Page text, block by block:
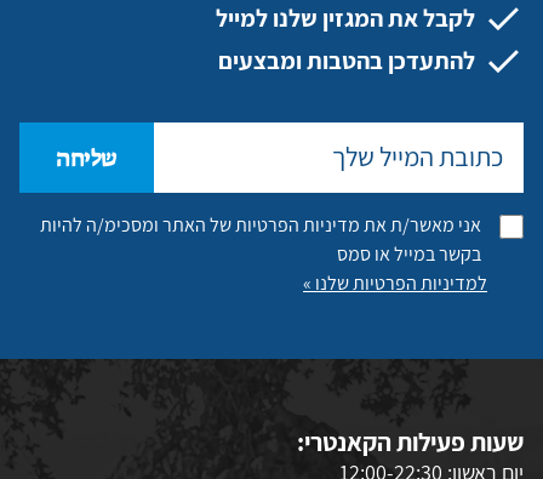
לקבל את המגזין שלנו למייל
להתעדכן בהטבות ומבצעים
שליחה
אני מאשר/ת את מדיניות הפרטיות של האתר ומסכימ/ה להיות
בקשר במייל או סמס
למדיניות הפרטיות שלנו »
שעות פעילות הקאנטרי:
יום ראשון: 12:00-22:30